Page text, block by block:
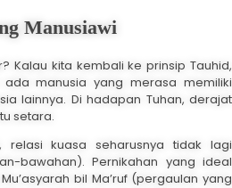
Manusiawi
Kalau kita kembali ke prinsip Tauhid,
manusia yang merasa memiliki
lainnya. Di hadapan Tuhan, derajat
setara.
relasi kuasa seharusnya tidak lagi
bawahan). Pernikahan yang ideal
bil Ma’ruf (pergaulan yang